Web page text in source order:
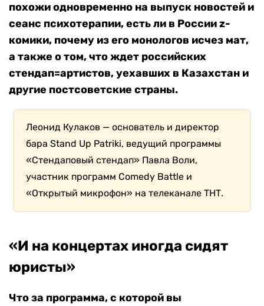
похожи одновременно на выпуск новостей и
сеанс психотерапии, есть ли в России z-
комики, почему из его монологов исчез мат,
а также о том, что ждет российских
стендап=артистов, уехавших в Казахстан и
другие постсоветские страны.
Леонид Кулаков — основатель и директор
бара Stand Up Patriki, ведущий программы
«Стендаповый стендап» Павла Воли,
участник программ Comedy Battle и
«Открытый микрофон» на телеканале ТНТ.
«И на концертах иногда сидят
юристы»
Что за программа, с которой вы